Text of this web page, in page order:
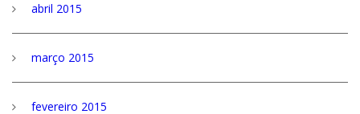
abril 2015
março 2015
fevereiro 2015